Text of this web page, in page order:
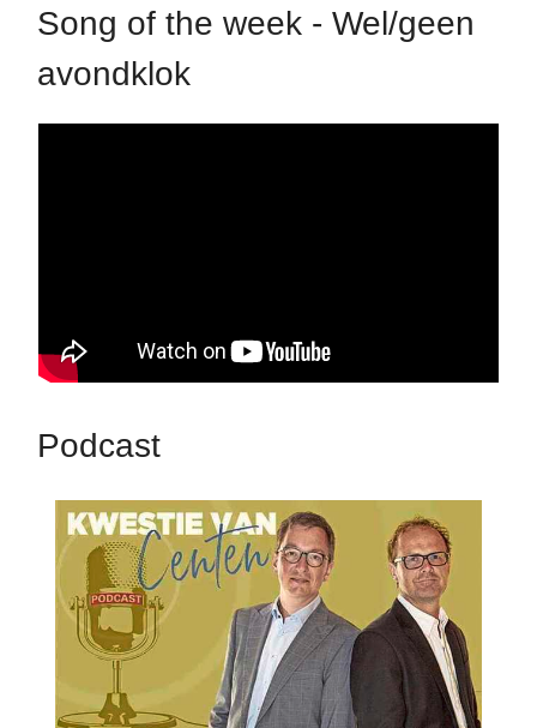
Song of the week - Wel/geen
avondklok
Podcast